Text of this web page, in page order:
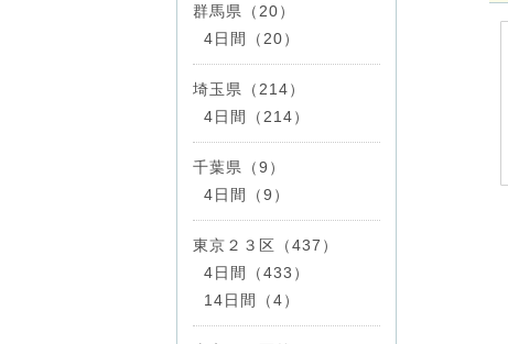
群馬県（20）
4日間（20）
埼玉県（214）
4日間（214）
千葉県（9）
4日間（9）
東京２３区（437）
4日間（433）
14日間（4）